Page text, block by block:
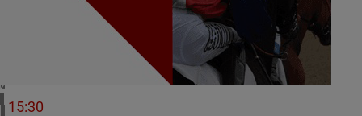
ZUID-AFRIKA
1 meeting(s)
15:30